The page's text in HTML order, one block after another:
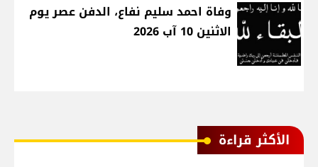
وفاة احمد سليم نفاع، الدفن عصر يوم
الاثنين 10 آب 2026
الأكثر قراءة